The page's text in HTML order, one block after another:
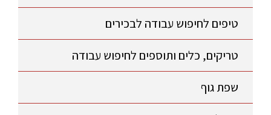
טיפים לחיפוש עבודה לבכירים
טריקים, כלים ותוספים לחיפוש עבודה
שפת גוף